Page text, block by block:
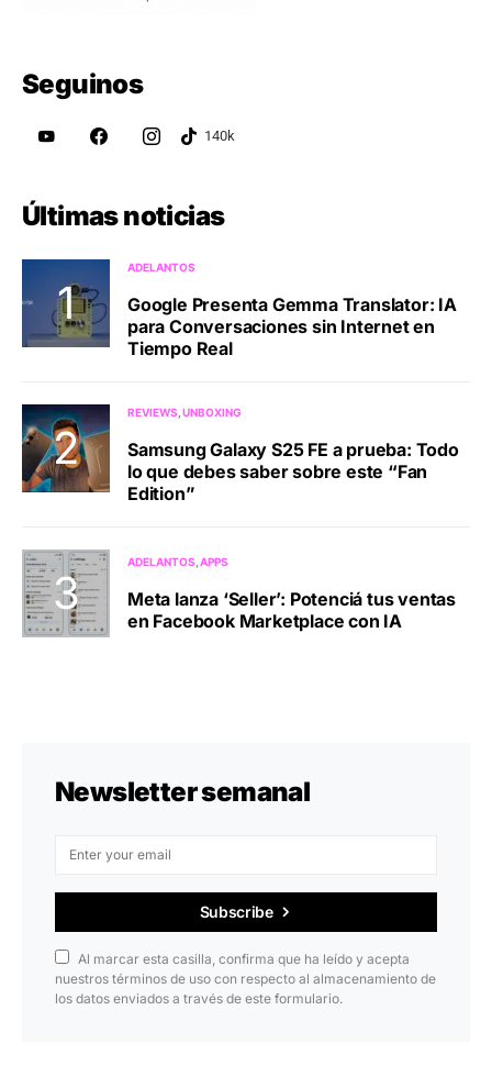
Seguinos
Últimas noticias
ADELANTOS
Google Presenta Gemma Translator: IA
para Conversaciones sin Internet en
Tiempo Real
REVIEWS UNBOXING
Samsung Galaxy S25 FE a prueba: Todo
lo que debes saber sobre este “Fan
Edition”
ADELANTOS APPS
Meta lanza ‘Seller’: Potenciá tus ventas
en Facebook Marketplace con IA
Newsletter semanal
Subscribe
Al marcar esta casilla, confirma que ha leído y acepta
nuestros términos de uso con respecto al almacenamiento de
los datos enviados a través de este formulario.